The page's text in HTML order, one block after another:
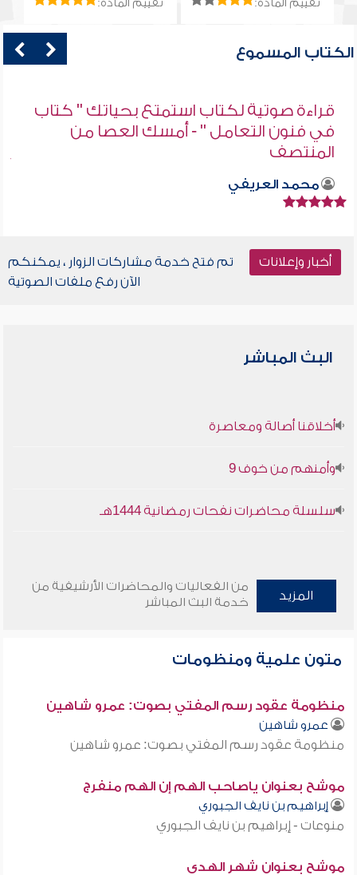
تقييم المادة: تقييم المادة:
الكتاب المسموع
قراءة صوتية لكتاب استمتع بحياتك " كتاب
في فنون التعامل " - أمسك العصا من
المنتصف
محمد العريفي
أخبار وإعلانات
تم فتح خدمة مشاركات الزوار ، يمكنكم
الآن رفع ملفات الصوتية
البث المباشر
أخلاقنا أصالة ومعاصرة
وأمنهم من خوف 9
سلسلة محاضرات نفحات رمضانية 1444هـ
المزيد
من الفعاليات والمحاضرات الأرشيفية من
خدمة البث المباشر
متون علمية ومنظومات
منظومة عقود رسم المفتي بصوت: عمرو شاهين
عمرو شاهين
منظومة عقود رسم المفتي بصوت: عمرو شاهين
موشح بعنوان ياصاحب الهم إن الهم منفرج
إبراهيم بن نايف الجبوري
منوعات - إبراهيم بن نايف الجبوري
موشح بعنوان شهر الهدى